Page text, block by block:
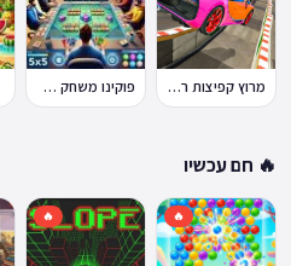
מרוץ קפיצות רמפה פוקינו משחק אונליין
🔥 חם עכשיו
🔥
🔥